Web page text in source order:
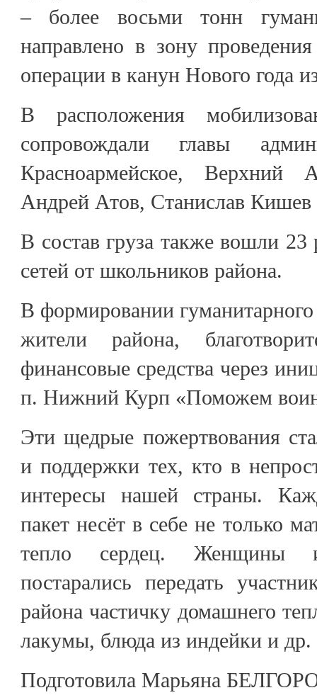
– более восьми тонн
направлено в зону
операции в канун Нового года
В расположения
сопровождали главы
Красноармейское, Верхний
Андрей Атов, Станислав
В состав груза также вошли
сетей от школьников района.
В формировании гуманитарного
жители района,
финансовые средства через
п. Нижний Курп «Поможем
Эти щедрые пожертвования
и поддержки тех, кто в
интересы нашей страны.
пакет несёт в себе не только
тепло сердец. Женщины
постарались передать
района частичку домашнего
лакумы, блюда из индейки и др.
Подготовила Марьяна